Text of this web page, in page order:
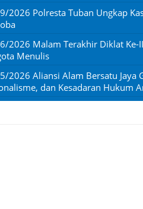
2026 Polresta Tuban Ungkap
2026 Malam Terakhir Diklat Ke-
Menulis
2026 Aliansi Alam Bersatu Jaya
dan Kesadaran Hukum